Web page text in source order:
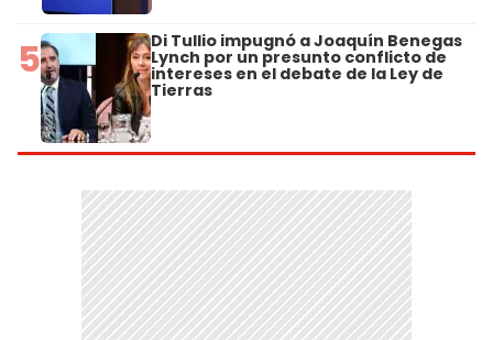
5 Di Tullio impugnó a Joaquín Benegas
Lynch por un presunto conflicto de
intereses en el debate de la Ley de
Tierras